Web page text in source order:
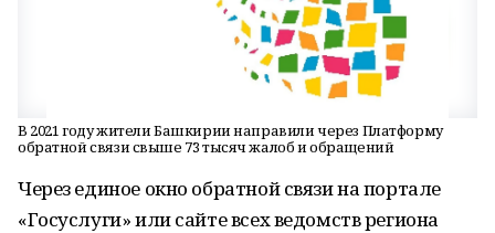
В 2021 году жители Башкирии направили через Платформу
обратной связи свыше 73 тысяч жалоб и обращений
Через единое окно обратной связи на портале
«Госуслуги» или сайте всех ведомств региона